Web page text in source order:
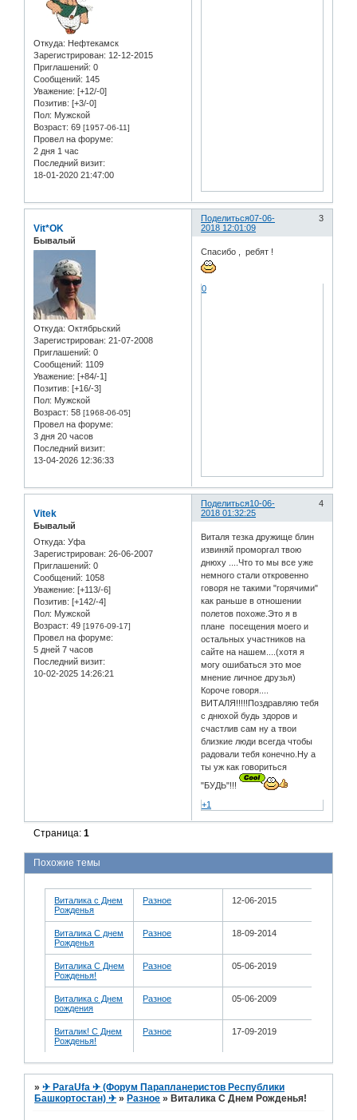
Откуда: Нефтекамск
Зарегистрирован: 12-12-2015
Приглашений: 0
Сообщений: 145
Уважение: [+12/-0]
Позитив: [+3/-0]
Пол: Мужской
Возраст: 69 [1957-06-11]
Провел на форуме:
2 дня 1 час
Последний визит:
18-01-2020 21:47:00
Поделиться 3
07-06-
2018 12:01:09
Vit*OK
Бывалый
Откуда: Oктябрьский
Зарегистрирован: 21-07-2008
Приглашений: 0
Сообщений: 1109
Уважение: [+84/-1]
Позитив: [+16/-3]
Пол: Мужской
Возраст: 58 [1968-06-05]
Провел на форуме:
3 дня 20 часов
Последний визит:
13-04-2026 12:36:33
Спасибо , ребят !
0
Поделиться 4
10-06-
2018 01:32:25
Vitek
Бывалый
Откуда: Уфа
Зарегистрирован: 26-06-2007
Приглашений: 0
Сообщений: 1058
Уважение: [+113/-6]
Позитив: [+142/-4]
Пол: Мужской
Возраст: 49 [1976-09-17]
Провел на форуме:
5 дней 7 часов
Последний визит:
10-02-2025 14:26:21
Виталя тезка дружище блин
извиняй проморгал твою
днюху ....Что то мы все уже
немного стали откровенно
говоря не такими "горячими"
как раньше в отношении
полетов похоже.Это я в
плане посещения моего и
остальных участников на
сайте на нашем....(хотя я
могу ошибаться это мое
мнение личное друзья)
Короче говоря....
ВИТАЛЯ!!!!!Поздравляю тебя
с днюхой будь здоров и
счастлив сам ну а твои
близкие люди всегда чтобы
радовали тебя конечно.Ну а
ты уж как говориться
"БУДЬ"!!!
+1
Страница:1
Похожие темы
Виталика с Днем
Рожденья
Разное 12-06-2015
Виталика С днем
Рожденья
Разное 18-09-2014
Виталика С Днем
Рожденья!
Разное 05-06-2019
Виталика с Днем
рождения
Разное 05-06-2009
Виталик! С Днем
Рожденья!
Разное 17-09-2019
»✈ ParaUfa ✈ (Форум Парапланеристов Республики
Башкортостан) ✈ » Разное » Виталика С Днем Рожденья!